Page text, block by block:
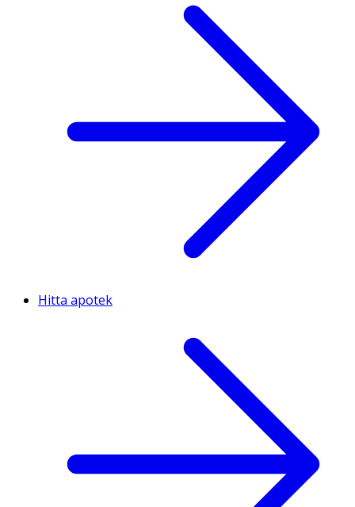
Hitta apotek